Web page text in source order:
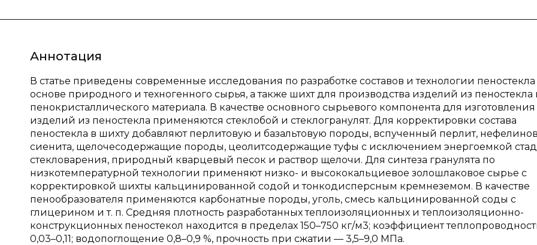
Аннотация
В статье приведены современные исследования по разработке составов и технологии пеностекла
основе природного и техногенного сырья, а также шихт для производства изделий из пеностекла
пенокристаллического материала. В качестве основного сырьевого компонента для изготовления
изделий из пеностекла применяются стеклобой и стеклогранулят. Для корректировки состава
пеностекла в шихту добавляют перлитовую и базальтовую породы, вспученный перлит,
сиенита, щелочесодержащие породы, цеолитсодержащие туфы с исключением энергоемкой
стекловарения, природный кварцевый песок и раствор щелочи. Для синтеза гранулята по
низкотемпературной технологии применяют низко- и высококальциевое золошлаковое сырье с
корректировкой шихты кальцинированной содой и тонкодисперсным кремнеземом. В качестве
пенообразователя применяются карбонатные породы, уголь, смесь кальцинированной соды с
глицерином и т. п. Средняя плотность разработанных теплоизоляционных и теплоизоляционно-
конструкционных пеностекол находится в пределах 150–750 кг/м3; коэффициент
0,03–0,11; водопоглощение 0,8–0,9 %, прочность при сжатии — 3,5–9,0 МПа.